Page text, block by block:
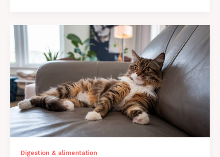
Puces
?
Guide
2026
Digestion & alimentation